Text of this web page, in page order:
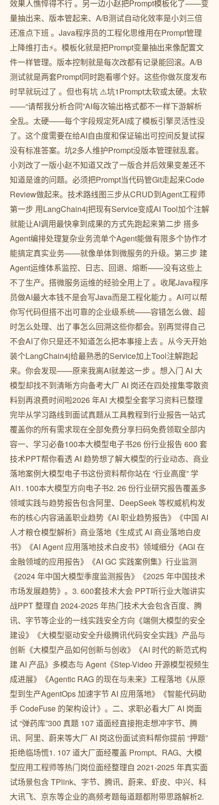
效果人憔悴得不行 。另一边小赵把Prompt模板化了——变
量抽出来、版本管起来、A/B测试自动化效率是小刘三倍
还准点下班 。Java程序员的工程化思维用在Prompt管理
上降维打击⚡。模板化就是把Prompt变量抽出来像配置文
件一样管理。版本控制就是每次改都有记录能回滚。A/B
测试就是两套Prompt同时跑看哪个好。这些你做灰度发布
时早就玩过了 。但也有坑 ⚠️坑1Prompt太软或太硬️。太软
——“请帮我分析合同”AI每次输出格式都不一样下游解析
全乱。太硬——每个字段规定死AI成了模板引擎灵活性没
了。这个度需要在给AI自由度和保证输出可控间反复试探
没有标准答案。坑2多人维护Prompt没版本管理就乱套。
小刘改了一版小赵不知道又改了一版合并后效果变差还不
知道是谁的问题。必须把Prompt当代码管Git走起来Code
Review做起来。技术路线图三步从CRUD到Agent工程师 ️
第一步 ️用LangChain4j把现有Service变成AI Tool加个注解
就能让AI调用最快拿到成果的方式先跑起来第二步 搭多
Agent编排处理复杂业务流单个Agent能做有限多个协作才
能搞定真实业务——就像单体到微服务的升级。第三步 ️建
Agent运维体系监控、日志、回退、熔断——没有这些上
不了生产。搭微服务运维的经验全用上了 。收尾Java程序
员做AI最大本钱不是会写Java而是工程化能力 。AI可以帮
你写代码但搭不出可靠的企业级系统——容错怎么做、超
时怎么处理、出了事怎么回溯这些你都会。别再觉得自己
不会AI了你只是还不知道怎么把本事接上去 。从今天开始
装个LangChain4j给最熟悉的Service加上Tool注解跑起
来。你会发现——原来我离AI就差这一步 。想入门 AI 大
模型却找不到清晰方向备考大厂 AI 岗还在四处搜集零散资
料别再浪费时间啦2026 年AI 大模型全套学习资料已整理
完毕从学习路线到面试真题从工具教程到行业报告一站式
覆盖你的所有需求现在全部免费分享扫码免费领取全部内
容一、学习必备100本大模型电子书26 份行业报告 600 套
技术PPT帮你看透 AI 趋势想了解大模型的行业动态、商业
落地案例大模型电子书这份资料帮你站在 “行业高度” 学
AI1. 100本大模型方向电子书2. 26 份行业研究报告覆盖多
领域实践与趋势报告包含阿里、DeepSeek 等权威机构发
布的核心内容涵盖职业趋势《AI 职业趋势报告》《中国 AI
人才粮仓模型解析》商业落地《生成式 AI 商业落地白皮
书》《AI Agent 应用落地技术白皮书》领域细分《AGI 在
金融领域的应用报告》《AI GC 实践案例集》行业监测
《2024 年中国大模型季度监测报告》《2025 年中国技术
市场发展趋势》。3. 600套技术大会 PPT听行业大咖讲实
战PPT 整理自 2024-2025 年热门技术大会包含百度、腾
讯、字节等企业的一线实践安全方向《端侧大模型的安全
建设》《大模型驱动安全升级腾讯代码安全实践》产品与
创新《大模型产品如何创新与创收》《AI 时代的新范式构
建 AI 产品》多模态与 Agent《Step-Video 开源模型视频生
成进展》《Agentic RAG 的现在与未来》工程落地《从原
型到生产AgentOps 加速字节 AI 应用落地》《智能代码助
手 CodeFuse 的架构设计》。二、求职必看大厂 AI 岗面
试 “弹药库”300 真题 107 道面经直接抱走想冲字节、腾
讯、阿里、蔚来等大厂 AI 岗这份面试资料帮你提前 “押题”
拒绝临场慌1. 107 道大厂面经覆盖 Prompt、RAG、大模
型应用工程师等热门岗位面经整理自 2021-2025 年真实面
试场景包含 TPlink、字节、腾讯、蔚来、虾皮、中兴、科
大讯飞、京东等企业的高频考题每道题都附带思路解析2.